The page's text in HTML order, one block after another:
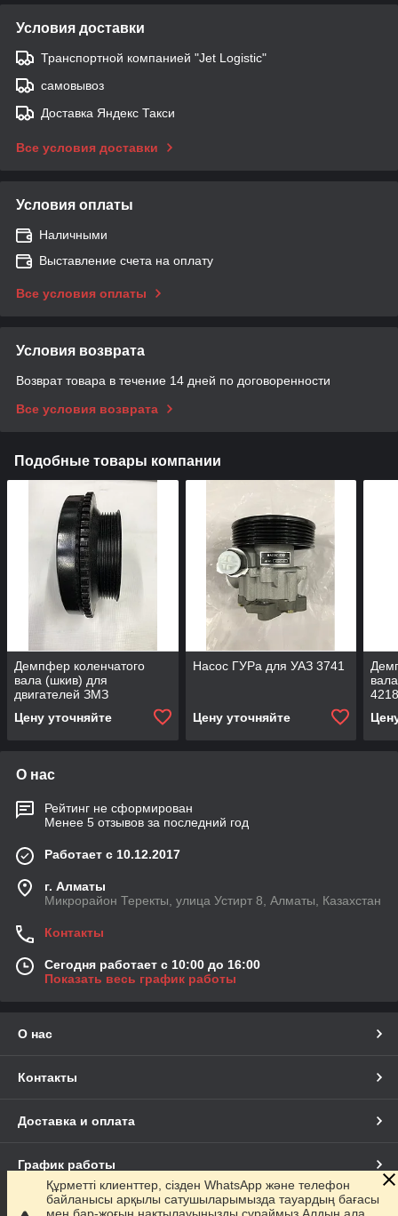
Условия доставки
Транспортной компанией "Jet Logistic"
самовывоз
Доставка Яндекс Такси
Все условия доставки
Условия оплаты
Наличными
Выставление счета на оплату
Все условия оплаты
Условия возврата
Возврат товара в течение 14 дней по договоренности
Все условия возврата
Подобные товары компании
Демпфер коленчатого
вала (шкив) для
двигателей ЗМЗ
автомобиль УАЗ
Цену уточняйте
Насос ГУРа для УАЗ 3741
Цену уточняйте
О нас
Рейтинг не сформирован
Менее 5 отзывов за последний год
Работает с 10.12.2017
г. Алматы
Микрорайон Теректы, улица Устирт 8, Алматы, Казахстан
Контакты
Сегодня работает с 10:00 до 16:00
Показать весь график работы
О нас
Контакты
Доставка и оплата
График работы
Полная версия сайта
Құрметті клиенттер, сізден WhatsApp және телефон
байланысы арқылы сатушыларымызда тауардың бағасы